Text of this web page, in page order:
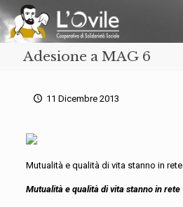
Adesione a MAG 6
11 Dicembre 2013
Mutualità e qualità di vita stanno in rete
Mutualità e qualità di vita stanno in rete